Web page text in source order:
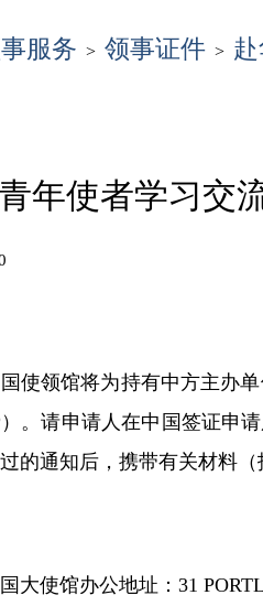
服务 > 领事证件 >
年使者学习交
使领馆将为持有中方主办
。请申请人在中国签证申
的通知后，携带有关材料
大使馆办公地址： 31